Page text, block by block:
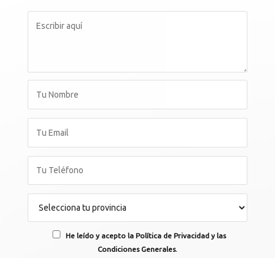
He leído y acepto la Política de Privacidad y las
Condiciones Generales.